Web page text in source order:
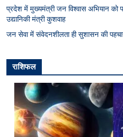
प्रदेश में मुख्यमंत्री जन विश्वास अभियान को
उद्यानिकी मंत्री कुशवाह
जन सेवा में संवेदनशीलता ही सुशासन की
राशिफल